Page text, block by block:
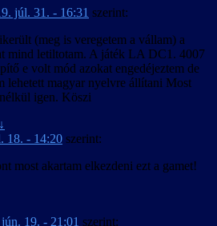
júl. 31. - 16:31 szerint:
(meg is veregetem a vállam) a
mind letiltotam. A játék LA DC1. 4007
e volt mód azokat engedéjeztem de
lehetett magyar nyelvre állítani Most
igen. Köszi
↓
18. - 14:20 szerint:
most akartam elkezdeni ezt a gamet!
19. - 21:01 szerint: